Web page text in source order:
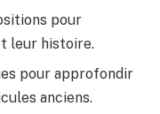
pour
leur histoire.
pour approfondir
anciens.